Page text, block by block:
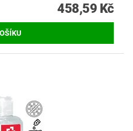
458,59 Kč